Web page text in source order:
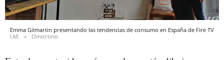
Emma Gilmartin presentando las tendencias de consumo en España de Fire TV
I.M.
Omicrono